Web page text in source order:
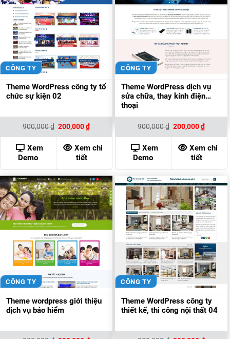
CÔNG TY
Theme WordPress công ty tổ
chức sự kiện 02
900,000₫ Giá
là:
900,000 ₫.
200,000₫Giá
hiện
tại
là:
200,000 ₫.
Xem
Demo
Xem chi
tiết
CÔNG TY
Theme WordPress dịch vụ
sửa chữa, thay kính điện
thoại
900,000₫ Giá
là:
900,000 ₫.
200,000₫Giá
hiện
tại
là:
Xem
Demo
Xem chi
tiết
CÔNG TY
Theme wordpress giới thiệu
dịch vụ bảo hiểm
CÔNG TY
Theme WordPress công ty
thiết kế, thi công nội thất 04